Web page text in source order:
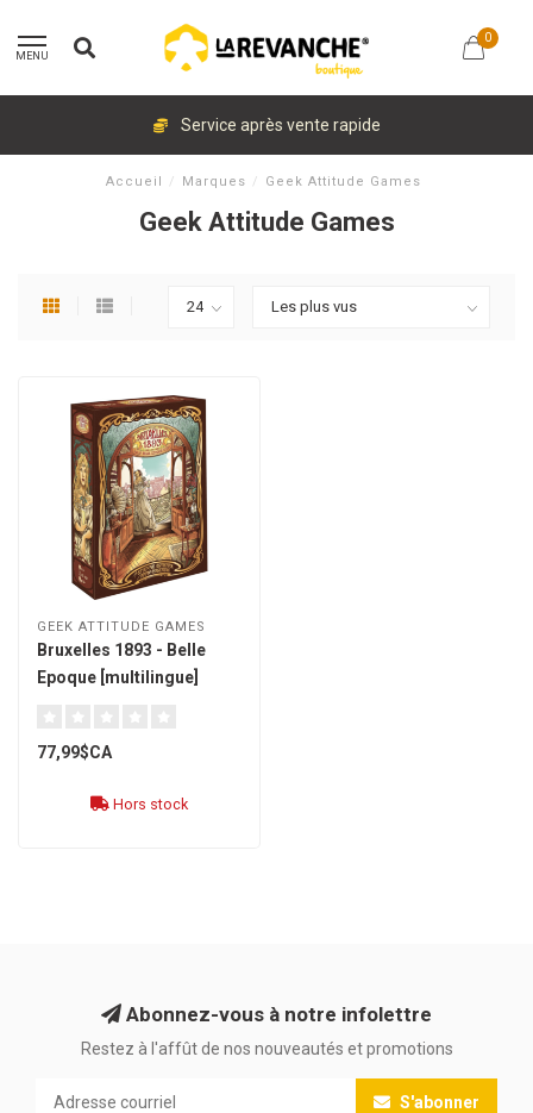
MENU
0
Service après vente rapide
Accueil / Marques / Geek Attitude Games
Geek Attitude Games
GEEK ATTITUDE GAMES
Bruxelles 1893 - Belle
Epoque [multilingue]
77,99$CA
Hors stock
Abonnez-vous à notre infolettre
Restez à l'affût de nos nouveautés et promotions
S'abonner